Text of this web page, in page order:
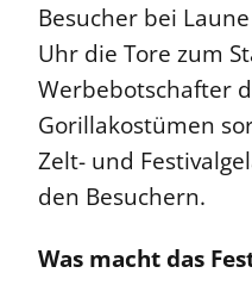
Besucher bei
Uhr die Tore zum
Werbebotschafter
Gorillakostümen
Zelt- und
den Besuchern.
Was macht das